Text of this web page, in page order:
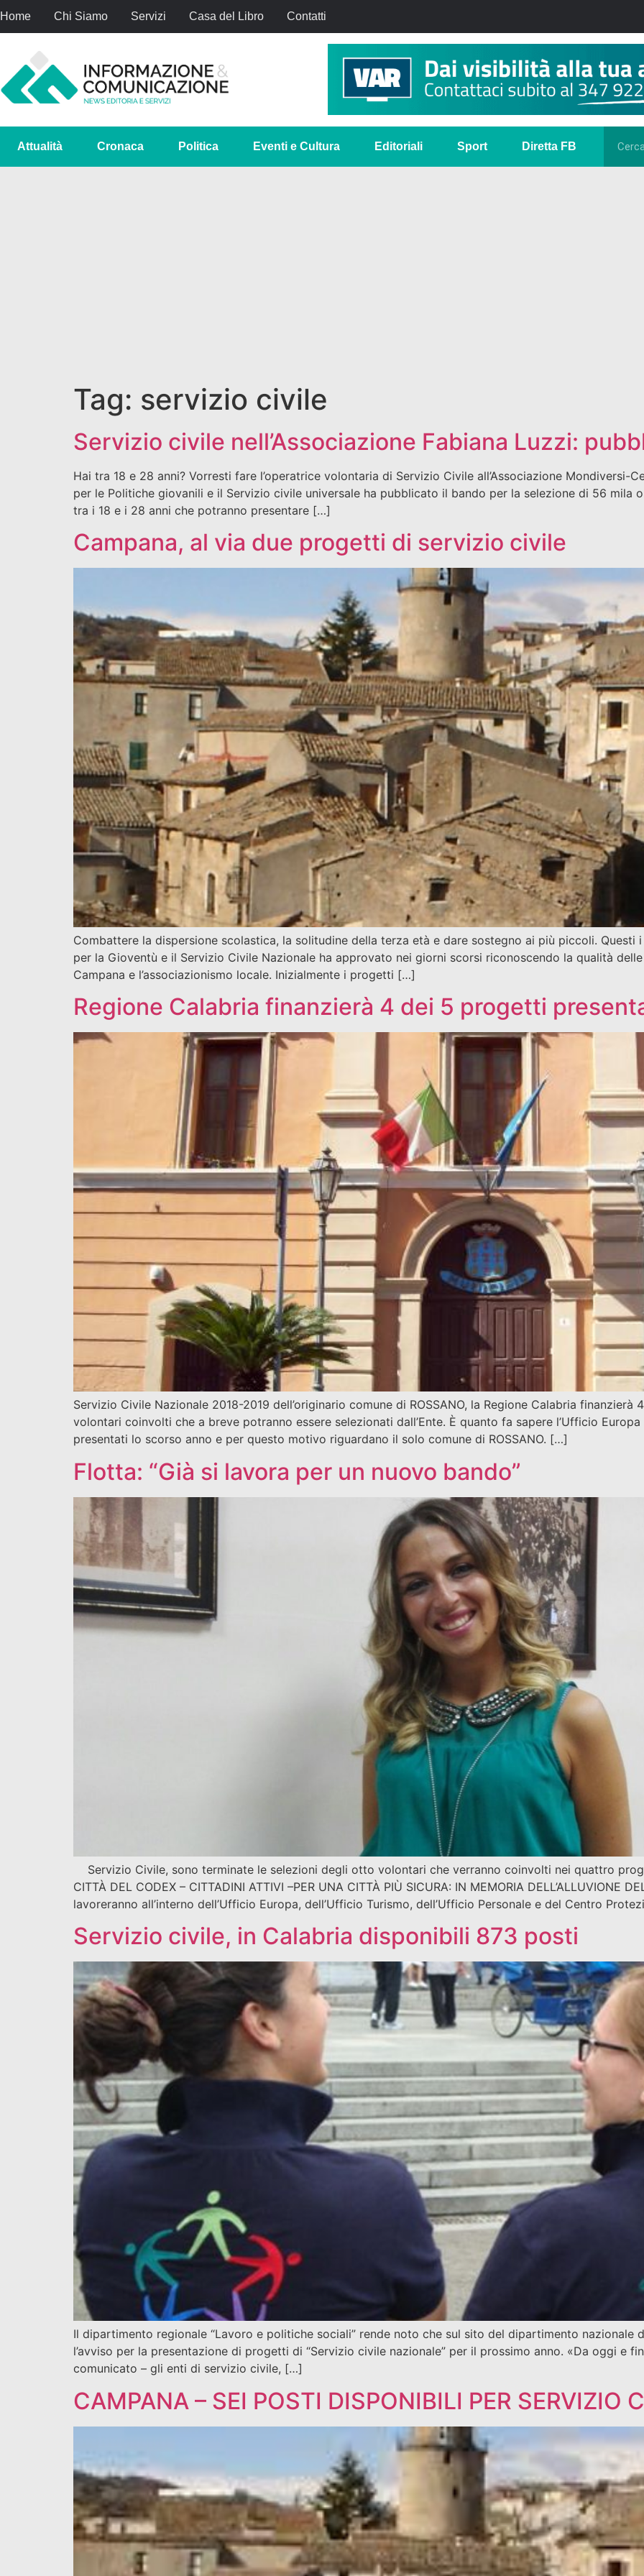
Home Chi Siamo Servizi Casa del Libro Contatti
Attualità Cronaca Politica Eventi e Cultura Editoriali Sport Diretta FB
Tag: servizio civile
Servizio civile nell’Associazione Fabiana Luzzi:
Hai tra 18 e 28 anni? Vorresti fare l’operatrice volontaria di Servizio Civile all’Associazione Mondiversi-
per le Politiche giovanili e il Servizio civile universale ha pubblicato il bando per la selezione di 56 mila
tra i 18 e i 28 anni che potranno presentare […]
Campana, al via due progetti di servizio civile
Combattere la dispersione scolastica, la solitudine della terza età e dare sostegno ai più piccoli.
per la Gioventù e il Servizio Civile Nazionale ha approvato nei giorni scorsi riconoscendo la qualità
Campana e l’associazionismo locale. Inizialmente i progetti […]
Regione Calabria finanzierà 4 dei 5 progetti
Servizio Civile Nazionale 2018-2019 dell’originario comune di ROSSANO, la Regione Calabria
volontari coinvolti che a breve potranno essere selezionati dall’Ente. È quanto fa sapere l’Ufficio
presentati lo scorso anno e per questo motivo riguardano il solo comune di ROSSANO. […]
Flotta: “Già si lavora per un nuovo bando”
Servizio Civile, sono terminate le selezioni degli otto volontari che verranno coinvolti nei quattro
CITTÀ DEL CODEX – CITTADINI ATTIVI –PER UNA CITTÀ PIÙ SICURA: IN MEMORIA DELL’ALLUVIONE
lavoreranno all’interno dell’Ufficio Europa, dell’Ufficio Turismo, dell’Ufficio Personale e del Centro
Servizio civile, in Calabria disponibili 873 posti
Il dipartimento regionale “Lavoro e politiche sociali” rende noto che sul sito del dipartimento
l’avviso per la presentazione di progetti di “Servizio civile nazionale” per il prossimo anno. «Da oggi e
comunicato – gli enti di servizio civile, […]
CAMPANA – SEI POSTI DISPONIBILI PER SERVIZIO